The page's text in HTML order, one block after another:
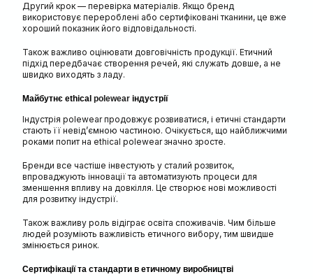
Другий крок — перевірка матеріалів. Якщо бренд
використовує перероблені або сертифіковані тканини, це вже
хороший показник його відповідальності.
Також важливо оцінювати довговічність продукції. Етичний
підхід передбачає створення речей, які служать довше, а не
швидко виходять з ладу.
Майбутнє ethical polewearіндустрії
Індустрія polewear продовжує розвиватися, і етичні стандарти
стають її невід’ємною частиною. Очікується, що найближчими
роками попит на ethical polewear значно зросте.
Бренди все частіше інвестують у сталий розвиток,
впроваджують інновації та автоматизують процеси для
зменшення впливу на довкілля. Це створює нові можливості
для розвитку індустрії.
Також важливу роль відіграє освіта споживачів. Чим більше
людей розуміють важливість етичного вибору, тим швидше
змінюється ринок.
Сертифікації та стандарти в етичному виробництві